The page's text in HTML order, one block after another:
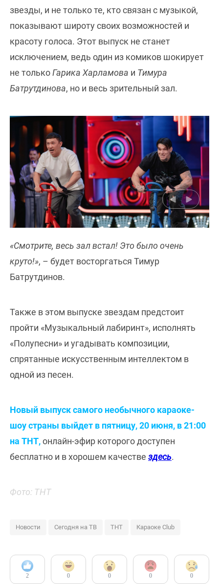
звезды, и не только те, кто связан с музыкой,
показывают широту своих возможностей и
красоту голоса. Этот выпуск не станет
исключением, ведь один из комиков шокирует
не толькоГарика Харламова и Тимура
Батрутдинова, но и весь зрительный зал.
«Смотрите, весь зал встал! Это было очень
круто!», – будет восторгаться Тимур
Батрутдинов.
Также в этом выпуске звездам предстоит
пройти «Музыкальный лабиринт», исполнять
«Полупесни» и угадывать композиции,
спрятанные искусственным интеллектом в
одной из песен.
Новый выпуск самого необычного караоке-
шоу страны выйдет в пятницу, 20 июня, в 21:00
на ТНТ,онлайн-эфир которого доступен
бесплатно и в хорошем качестве здесь.
Фото: ТНТ
Новости Сегодня на ТВ ТНТ Караоке Club
2 0 0 0 0